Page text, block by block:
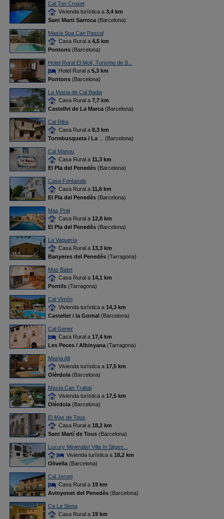
Cal Ton Cruset
Vivienda turística a 3,4 km
Sant Marti Sarroca(Barcelona)
Masía Spa Can Pascol
Casa Rural a 4,5 km
Pontons(Barcelona)
Hotel Rural El Molí, Turismo de S...
Hotel Rural a 5,3 km
Pontons(Barcelona)
La Masia de Cal Badia
Casa Rural a 7,7 km
Castellvi de La Marca(Barcelona)
Cal Riba
Casa Rural a 8,3 km
Torrebusqueta / La
... (Barcelona)
Cal Manou
Casa Rural a 11,3 km
El Pla del Penedès(Barcelona)
Casa Fontanals
Casa Rural a 11,6 km
El Pla del Penedès(Barcelona)
Mas Prat
Casa Rural a 12,8 km
El Pla del Penedès(Barcelona)
La Vaquería
Casa Rural a 13,3 km
Banyeres del Penedès(Tarragona)
Mas Batet
Casa Rural a 14,1 km
Pontils(Tarragona)
Cal Vimón
Vivienda turística a 14,3 km
Castellet i la Gornal(Barcelona)
Cal Gener
Casa Rural a 17,4 km
Les Peces / Albinyana(Tarragona)
Masía Alt
Vivienda turística a 17,5 km
Olèrdola(Barcelona)
Masía Can Trabal
Vivienda turística a 17,5 km
Olèrdola(Barcelona)
El Mas de Tous
Casa Rural a 18,2 km
Sant Martí de Tous(Barcelona)
Luxury Minimalist Villa In Sitges...
Vivienda turística a 18,2 km
Olivella(Barcelona)
Cal Jeroni
Casa Rural a 19 km
Avinyonet del Penedès(Barcelona)
Ca La Siona
Casa Rural a 19 km